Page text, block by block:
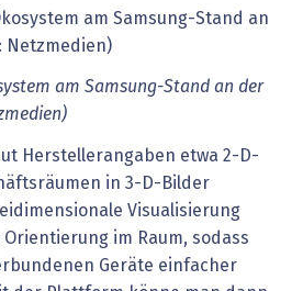
am Samsung-Stand an der
Herstellerangaben etwa 2-D-
in 3-D-Bilder
Visualisierung
im Raum, sodass
Geräte einfacher